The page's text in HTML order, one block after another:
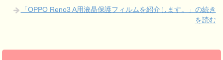
「OPPO Reno3 A用液晶保護フィルムを紹介します。」の続き
を読む